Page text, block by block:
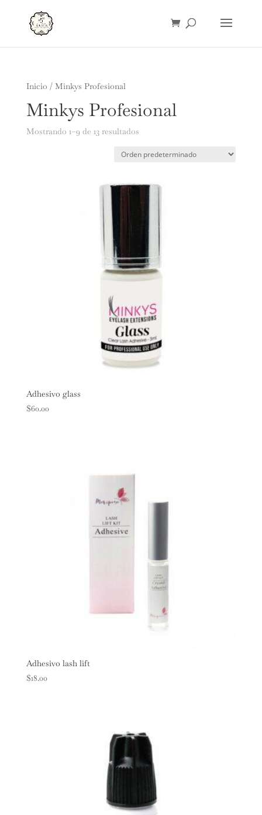
Inicio / Minkys Profesional
Minkys Profesional
Mostrando 1–9 de 13 resultados
Adhesivo glass
$60.00
Adhesivo lash lift
$18.00